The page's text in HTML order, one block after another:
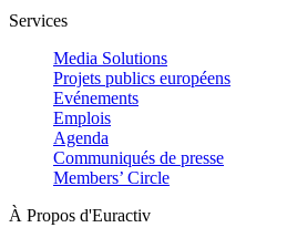
Services
Media Solutions
Projets publics européens
Evénements
Emplois
Agenda
Communiqués de presse
Members’ Circle
À Propos d'Euractiv